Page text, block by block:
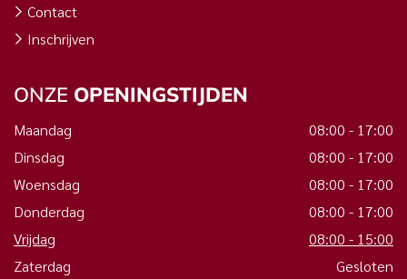
Contact
Inschrijven
ONZE OPENINGSTIJDEN
Maandag
08:00 - 17:00
Dinsdag
08:00 - 17:00
Woensdag
08:00 - 17:00
Donderdag
08:00 - 17:00
Vrijdag
08:00 - 15:00
Zaterdag
Gesloten